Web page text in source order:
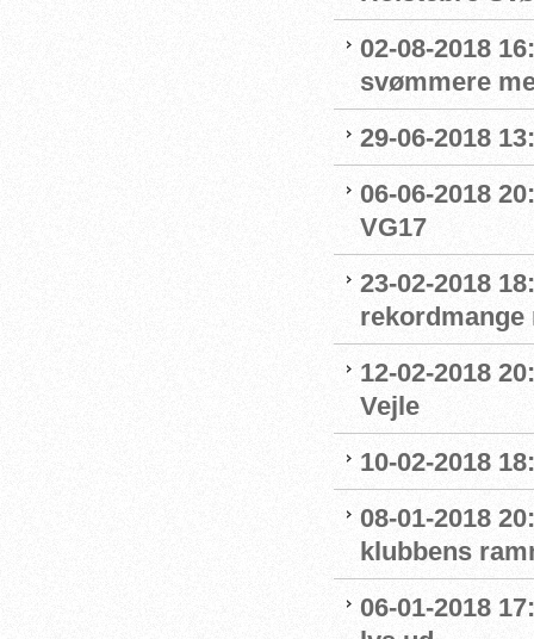
02-08-2018
svømmere
29-06-2018
06-06-2018
VG17
23-02-2018
rekordmange
12-02-2018
Vejle
10-02-2018
08-01-2018
klubbens
06-01-2018